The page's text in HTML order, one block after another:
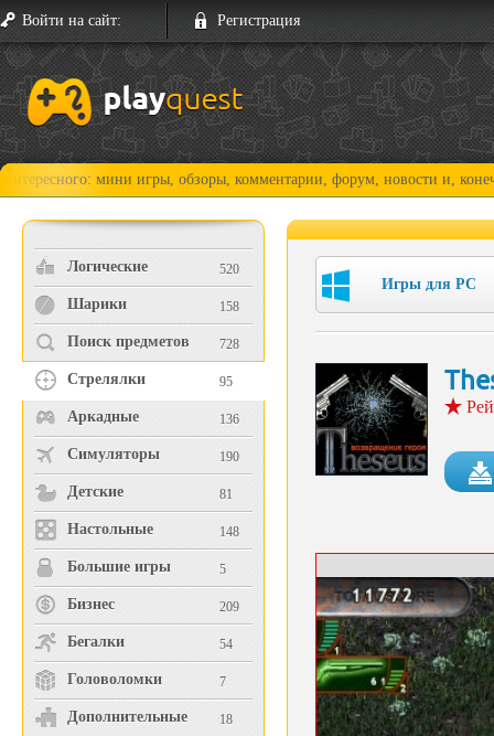
Войти на сайт: Регистрация
мини игры, обзоры, комментарии, форум, новости и, конечно,
Логические 520
Шарики 158
Поиск предметов 728
Стрелялки 95
Аркадные 136
Симуляторы 190
Детские 81
Настольные 148
Большие игры 5
Бизнес 209
Бегалки 54
Головоломки 7
Дополнительные 18
Игры для PC